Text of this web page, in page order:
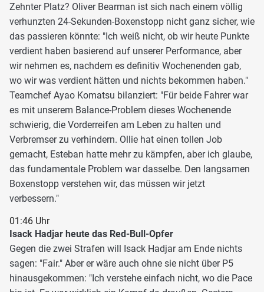
Zehnter Platz? Oliver Bearman ist sich nach einem völlig
verhunzten 24-Sekunden-Boxenstopp nicht ganz sicher, wie
das passieren könnte: "Ich weiß nicht, ob wir heute Punkte
verdient haben basierend auf unserer Performance, aber
wir nehmen es, nachdem es definitiv Wochenenden gab,
wo wir was verdient hätten und nichts bekommen haben."
Teamchef Ayao Komatsu bilanziert: "Für beide Fahrer war
es mit unserem Balance-Problem dieses Wochenende
schwierig, die Vorderreifen am Leben zu halten und
Verbremser zu verhindern. Ollie hat einen tollen Job
gemacht, Esteban hatte mehr zu kämpfen, aber ich glaube,
das fundamentale Problem war dasselbe. Den langsamen
Boxenstopp verstehen wir, das müssen wir jetzt
verbessern."
01:46 Uhr
Isack Hadjar heute das Red-Bull-Opfer
Gegen die zwei Strafen will Isack Hadjar am Ende nichts
sagen: "Fair." Aber er wäre auch ohne sie nicht über P5
hinausgekommen: "Ich verstehe einfach nicht, wo die Pace